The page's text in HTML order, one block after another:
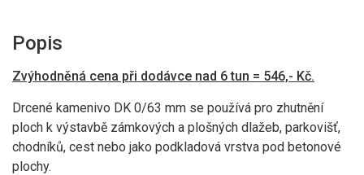
Popis
Zvýhodněná cena při dodávce nad 6 tun = 546,- Kč.
Drcené kamenivo DK 0/63 mm se používá pro zhutnění
ploch k výstavbě zámkových a plošných dlažeb, parkovišť,
chodníků, cest nebo jako podkladová vrstva pod betonové
plochy.